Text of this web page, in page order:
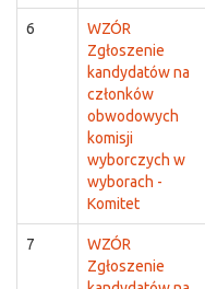
6
WZÓR
Zgłoszenie
kandydatów na
członków
obwodowych
komisji
wyborczych w
wyborach -
Komitet
7
WZÓR
Zgłoszenie